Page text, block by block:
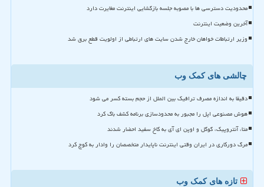
محدودیت دسترسی ها با مصوبه جلسه بازگشایی اینترنت مغایرت دارد
آخرین وضعیت اینترنت
وزیر ارتباطات خواهان خارج شدن سایت های ارتباطی از اولویت قطع برق شد
چالشی های کمک وب
دقیقا به اندازه مصرف ترافیک بین الملل از حجم بسته کسر می شود
هوش مصنوعی اپل را مجبور به محدودسازی برنامه کشف باگ کرد
متا، آنتروپیک، گوگل و اوپن ای آی به کاخ سفید احضار شدند
مرگ دورکاری در ایران وقتی اینترنت ناپایدار متخصصان را وادار به کوچ کرد
تازه های کمک وب